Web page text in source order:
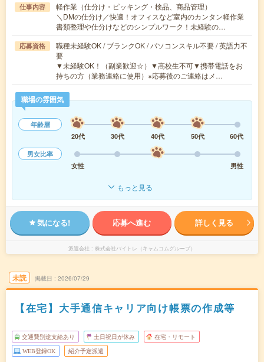
仕事内容
軽作業（仕分け・ピッキング・検品、商品管理）
＼DMの仕分け／快適！オフィスなど室内のカンタン軽作業
書類整理や仕分けなどのシンプルワーク！未経験の…
応募資格
職種未経験OK / ブランクOK / パソコンスキル不要 / 英語力不
要
▼未経験OK！（副業歓迎☆）▼高校生不可▼携帯電話をお
持ちの方（業務連絡に使用）※応募後のご連絡はメ…
職場の雰囲気
年齢層
20代
30代 40代 50代
60代
男女比率
女性
男性
もっと見る
気になる! 応募へ進む 詳しく見る
派遣会社 株式会社バイトレ（キャムコムグループ）
未読 掲載日 2026/07/29
【在宅】大手通信キャリア向け帳票の作成等
交通費別途支給あり 土日祝日が休み 在宅・リモート
WEB登録OK 紹介予定派遣